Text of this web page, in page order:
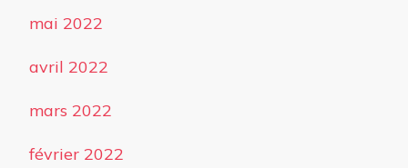
mai 2022
avril 2022
mars 2022
février 2022